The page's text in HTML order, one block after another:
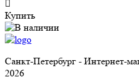
Купить
Санкт-Петербург - Интернет-
2026